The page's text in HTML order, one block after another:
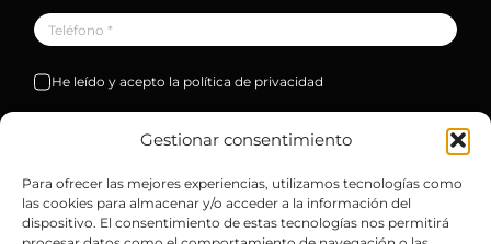
Gestionar consentimiento
Para ofrecer las mejores experiencias, utilizamos tecnologías como
las cookies para almacenar y/o acceder a la información del
dispositivo. El consentimiento de estas tecnologías nos permitirá
He leído y acepto la política de privacidad